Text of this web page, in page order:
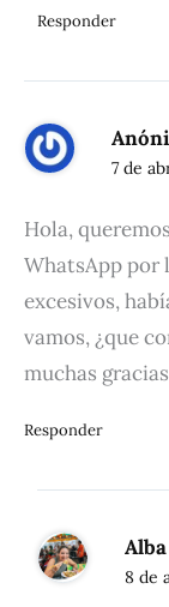
Responder
7 de
Hola,
WhatsApp por
excesivos,
vamos, ¿que
muchas
Responder
8 de